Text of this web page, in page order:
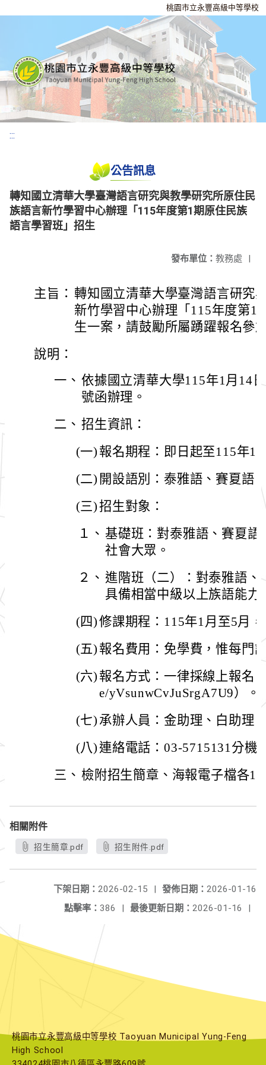
桃園市立永豐高級中等學校
:::
公告訊息
轉知國立清華大學臺灣語言研究與教學研究所原住民
族語言新竹學習中心辦理「115年度第1期原住民族
語言學習班」招生
發布單位： 教務處 |
主旨： 轉知國立清華大學臺灣語言研究
新竹學習中心辦理「115年度第1
生一案，請鼓勵所屬踴躍報名參
說明：
一、 依據國立清華大學115年1月14
號函辦理。
二、 招生資訊：
(一) 報名期程：即日起至115年1
(二) 開設語別：泰雅語、賽夏語
(三)招生對象：
１、 基礎班：對泰雅語、賽夏
社會大眾。
２、 進階班（二）：對泰雅語
具備相當中級以上族語能力
(四)修課期程：115年1月至5月
(五) 報名費用：免學費，惟每門
(六) 報名方式：一律採線上報名
e/yVsunwCvJuSrgA7U9）。
(七) 承辦人員：金助理、白助理
(八) 連絡電話：03-5715131分機
三、 檢附招生簡章、海報電子檔各1
相關附件
招生簡章.pdf 招生附件.pdf
發佈日期： 2026-01-16
下架日期： 2026-02-15
|
最後更新日期： 2026-01-16 |
點擊率： 386 |
桃園市立永豐高級中等學校 Taoyuan Municipal Yung-Feng
High School